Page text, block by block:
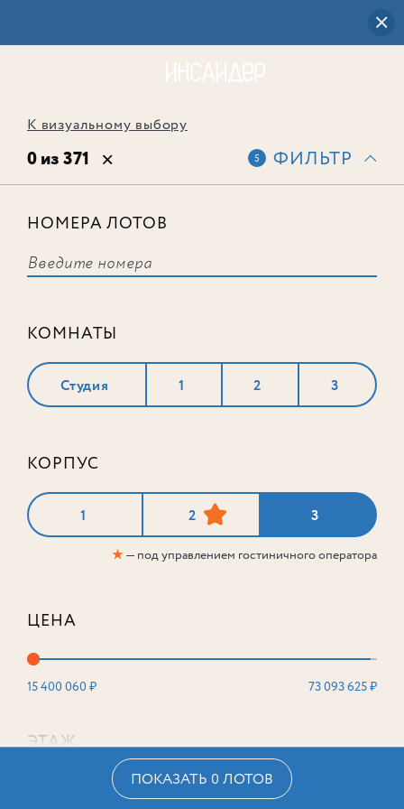
К визуальному выбору
0 из 371 5 ФИЛЬТР
НОМЕРА ЛОТОВ
КОМНАТЫ
Студия 1 2 3
КОРПУС
1 2 3
★— под управлением гостиничного оператора
ЦЕНА
15 400 060 ₽ 73 093 625 ₽
ЭТАЖ
ПОКАЗАТЬ 0 ЛОТОВ
соответствует ни одного лота